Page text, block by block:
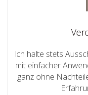
Ich halte stets
mit einfacher
ganz ohne